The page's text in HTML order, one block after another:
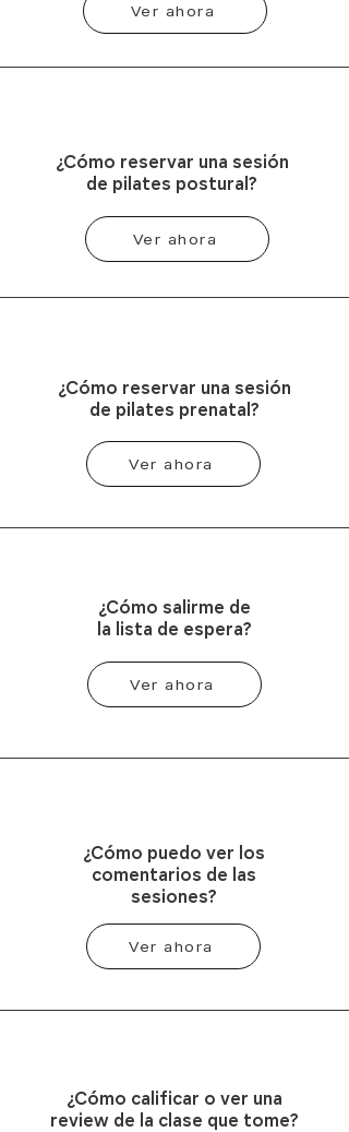
Ver ahora
¿Cómo reservar una sesión
de pilates postural?
Ver ahora
¿Cómo reservar una sesión
de pilates prenatal?
Ver ahora
¿Cómo salirme de
la lista de espera?
Ver ahora
¿Cómo puedo ver los
comentarios de las
sesiones?
Ver ahora
¿Cómo calificar o ver una
review de la clase que tome?